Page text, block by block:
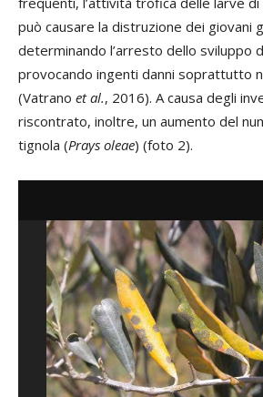
può causare la distruzione dei giovani
determinando l’arresto dello sviluppo
provocando ingenti danni soprattutto
(Vatrano et al., 2016). A causa degli
riscontrato, inoltre, un aumento del
tignola (Prays oleae) (foto 2).